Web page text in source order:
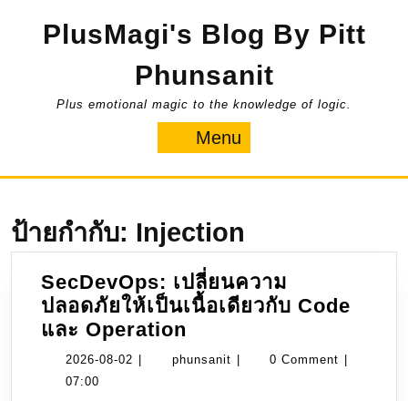
PlusMagi's Blog By Pitt
Phunsanit
Plus emotional magic to the knowledge of logic.
Menu
ป้ายกำกับ: Injection
SecDevOps: เปลี่ยนความ
ปลอดภัยให้เป็นเนื้อเดียวกับ Code
และ Operation
เปลี่ยน
2026-08-02 2026- phunsanit phunsanit0 Comment
07:00